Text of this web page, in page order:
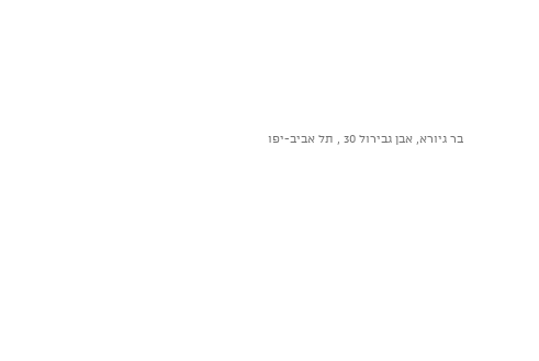
בר גיורא, אבן גבירול 30 , תל אביב-יפו